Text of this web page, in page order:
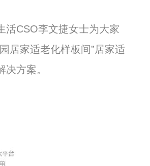
活CSO李文捷女士为大家
居家适老化样板间”居家适
决方案。